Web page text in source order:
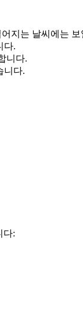
지는 날씨에는
다.
니다.
니다.
다: